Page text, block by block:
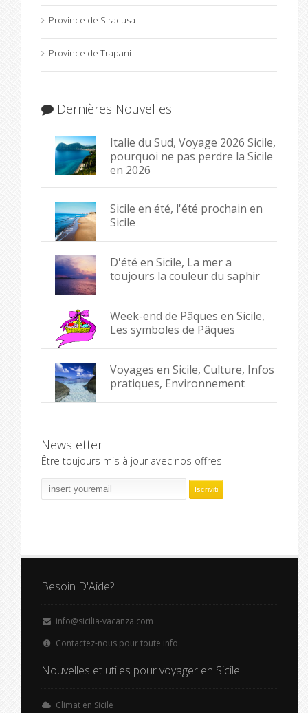
Province de Siracusa
Province de Trapani
Dernières Nouvelles
Italie du Sud, Voyage 2026 Sicile,
pourquoi ne pas perdre la Sicile
en 2026
Sicile en été, l'été prochain en
Sicile
D'été en Sicile, La mer a
toujours la couleur du saphir
Week-end de Pâques en Sicile,
Les symboles de Pâques
Voyages en Sicile, Culture, Infos
pratiques, Environnement
Newsletter
Être toujours mis à jour avec nos offres
Besoin D'Aide?
info@sicilia-vacanza.com
Contactez-nous pour toute info
Nouvelles et utiles pour voyager en Sicile
Climat en Sicile